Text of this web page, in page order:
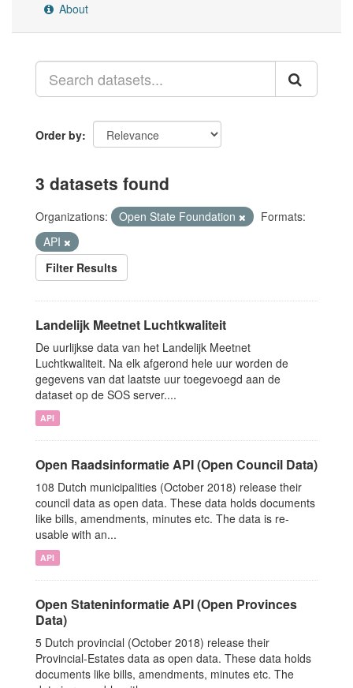
About
Order by
3 datasets found
Organizations: Open State Foundation
Formats:
API
Filter Results
Landelijk Meetnet Luchtkwaliteit
De uurlijkse data van het Landelijk Meetnet
Luchtkwaliteit. Na elk afgerond hele uur worden de
gegevens van dat laatste uur toegevoegd aan de
dataset op de SOS server....
API
Open Raadsinformatie API (Open Council Data)
108 Dutch municipalities (October 2018) release their
council data as open data. These data holds documents
like bills, amendments, minutes etc. The data is re-
usable with an...
API
Open Stateninformatie API (Open Provinces
Data)
5 Dutch provincial (October 2018) release their
Provincial-Estates data as open data. These data holds
documents like bills, amendments, minutes etc. The